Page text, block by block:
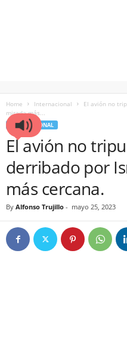
Home Internacional
El avión no
mirada más...
INTERNACIONAL
El avión no
derribado por
más cercana.
By Alfonso Trujillo - mayo 25, 2023